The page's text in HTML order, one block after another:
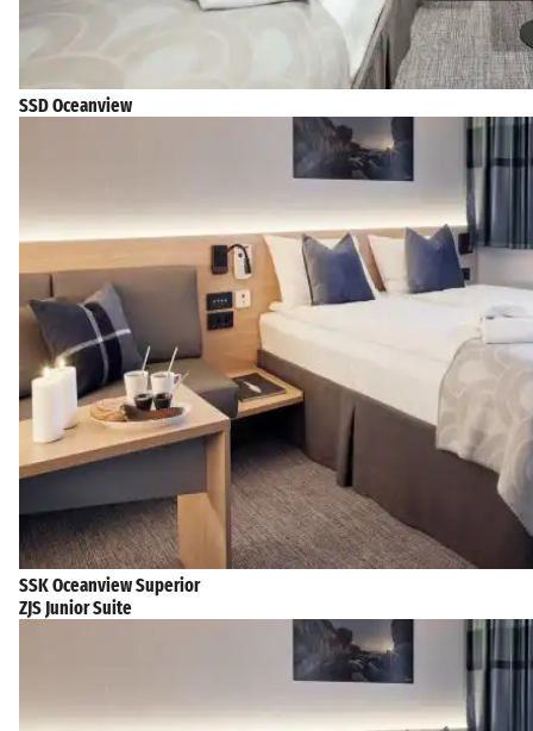
SSD Oceanview
SSK Oceanview Superior
ZJS Junior Suite